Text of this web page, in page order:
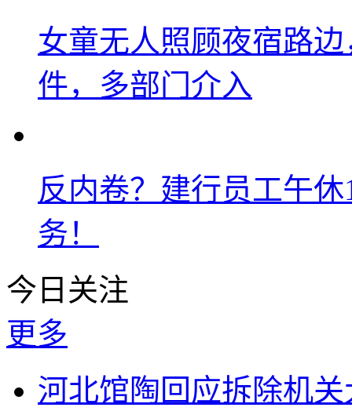
女童无人照顾夜宿路
件，多部门介入
反内卷？建行员工午
务！
今日关注
更多
河北馆陶回应拆除机